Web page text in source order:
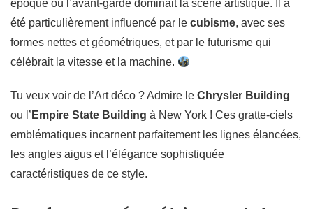
époque où l’avant-garde dominait la scène artistique. Il a
été particulièrement influencé par le cubisme, avec ses
formes nettes et géométriques, et par le futurisme qui
célébrait la vitesse et la machine.
Tu veux voir de l’Art déco ? Admire le Chrysler Building
ou l’ Empire State Building à New York ! Ces gratte-ciels
emblématiques incarnent parfaitement les lignes élancées,
les angles aigus et l’élégance sophistiquée
caractéristiques de ce style.